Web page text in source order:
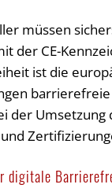
müssen
der CE-
ist die
der
digitale